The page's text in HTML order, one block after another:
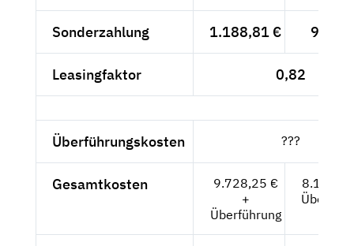
Sonderzahlung 1.188,81 € 999,--
Leasingfaktor 0,82
Überführungskosten ???
Gesamtkosten
9.728,25 €
+
Überführung
8.175,--